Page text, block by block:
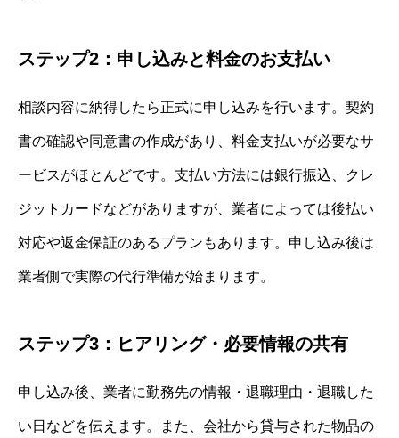
ステップ2：申し込みと料金のお支払い
相談内容に納得したら正式に申し込みを行います。契約
書の確認や同意書の作成があり、料金支払いが必要なサ
ービスがほとんどです。支払い方法には銀行振込、クレ
ジットカードなどがありますが、業者によっては後払い
対応や返金保証のあるプランもあります。申し込み後は
業者側で実際の代行準備が始まります。
ステップ3：ヒアリング・必要情報の共有
申し込み後、業者に勤務先の情報・退職理由・退職した
い日などを伝えます。また、会社から貸与された物品の